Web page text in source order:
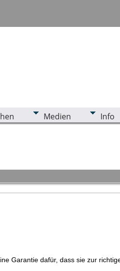
Medien Info
Garantie dafür, dass sie zur